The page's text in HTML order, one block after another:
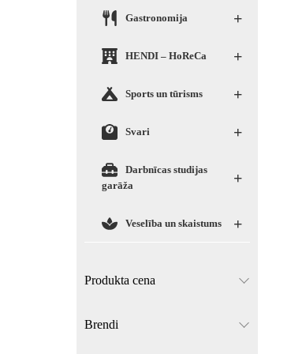
+
Gastronomija
+
HENDI – HoReCa
+
Sports un tūrisms
+
Svari
+
Darbnīcas studijas
garāža
+
Veselība un skaistums
Produkta cena
Brendi